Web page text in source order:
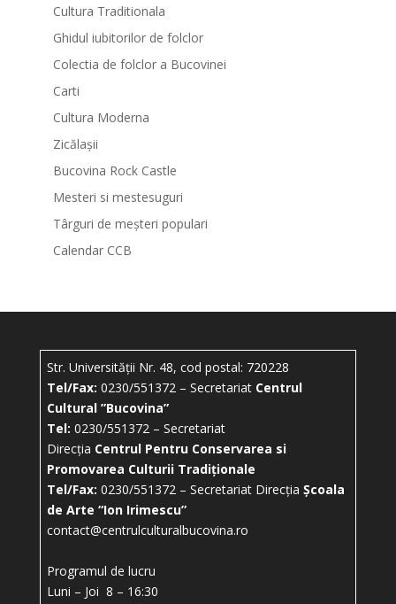
Cultura Traditionala
Ghidul iubitorilor de folclor
Colectia de folclor a Bucovinei
Carti
Cultura Moderna
Zicălașii
Bucovina Rock Castle
Mesteri si mestesuguri
Târguri de meșteri populari
Calendar CCB
Str. Universității Nr. 48, cod postal: 720228
Tel/Fax: 0230/551372 – Secretariat Centrul
Cultural ”Bucovina”
Tel: 0230/551372 – Secretariat
Direcția Centrul Pentru Conservarea si
Promovarea Culturii Tradiționale
Tel/Fax: 0230/551372 – Secretariat Direcția Școala
de Arte “Ion Irimescu”
contact@centrulculturalbucovina.ro
Programul de lucru
Luni – Joi 8 – 16:30